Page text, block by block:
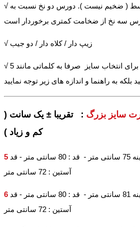
√ زیر دست پارچه: متوسط ( ضخیم نیست ). دورس دو نخ نسبت به
√ زیپ دار / کلاه دار / دو جیب
√ برای انتخاب سایز صرفا به کلماتی مانند 5XL
سایز بزرگ : تقریبا ± یک سانت (
کم و زیاد )
عرض سینه 75 سانتی متر - قد : 80 سانتی متر - قد
آستین : 72 سانتی متر
عرض سینه 81 سانتی متر - قد : 80 سانتی متر - قد
آستین : 72 سانتی متر